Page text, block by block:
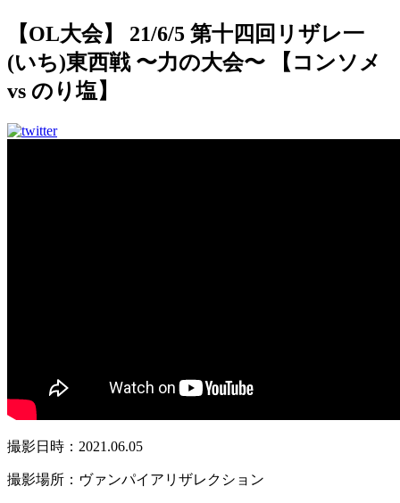
【OL大会】 21/6/5 第十四回リザレ一
(いち)東西戦 〜力の大会〜 【コンソメ
vs のり塩】
撮影日時：2021.06.05
撮影場所：ヴァンパイアリザレクション